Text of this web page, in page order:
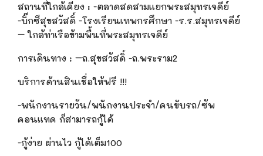
สถานที่ใกล้เคียง : -ตลาดสดสามแยกพระสมุทรเจดีย์
-บิ๊กซีสุขสวัสดิ์ -โรงเรียนเทพกรศึกษา -ร.ร.สมุทรเจดีย์
– ใกล้ท่าเรือข้ามพื้นที่พระสมุทรเจดีย์
การเดินทาง : –ถ.สุขสวัสดิ์ -ถ.พระราม2
บริการด้านสินเชื่อให้ฟรี !!!
-พนักงานรายวัน/พนักงานประจำ/คนขับรถ/ซัพ
คอนแทค ก็สามารถกู้ได้
-กู้ง่าย ผ่านไว กู้ได้เต็ม100